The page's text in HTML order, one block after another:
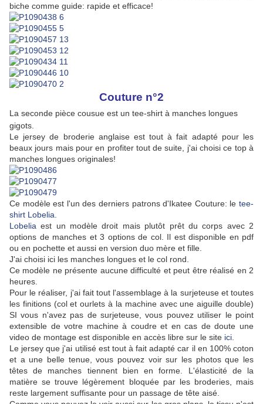
biche comme guide: rapide et efficace!
Couture n°2
La seconde pièce cousue est un tee-shirt à manches longues
gigots.
Le jersey de broderie anglaise est tout à fait adapté pour les
beaux jours mais pour en profiter tout de suite, j'ai choisi ce top à
manches longues originales!
Ce modèle est l'un des derniers patrons d'Ikatee Couture: le tee-
shirt Lobelia
Lobelia est un modèle droit mais plutôt prêt du corps avec 2
options de manches et 3 options de col. Il est disponible en pdf
ou en pochette et aussi en version duo mère et fille.
J'ai choisi ici les manches longues et le col rond.
Ce modèle ne présente aucune difficulté et peut être réalisé en 2
heures.
Pour le réaliser, j'ai fait tout l'assemblage à la surjeteuse et toutes
les finitions (col et ourlets à la machine avec une aiguille double)
SI vous n'avez pas de surjeteuse, vous pouvez utiliser le point
extensible de votre machine à coudre et en cas de doute une
video de montage est disponible en accès libre sur le site ici
Le jersey que j'ai utilisé est tout à fait adapté car il en 100% coton
et a une belle tenue, vous pouvez voir sur les photos que les
têtes de manches tiennent bien en forme. L'élasticité de la
matière se trouve légèrement bloquée par les broderies, mais
reste largement suffisante pour un passage de tête aisé.